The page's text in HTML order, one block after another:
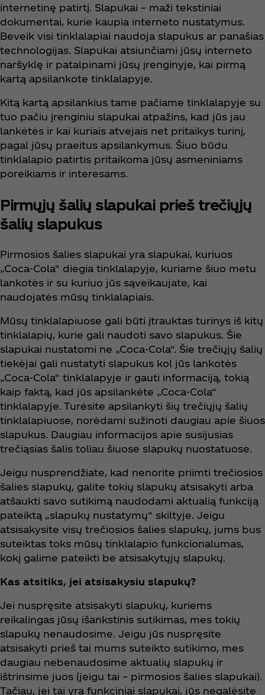
internetinę patirtį. Slapukai – maži tekstiniai
dokumentai, kurie kaupia interneto nustatymus.
Beveik visi tinklalapiai naudoja slapukus ar panašias
technologijas. Slapukai atsiunčiami jūsų interneto
naršyklę ir patalpinami jūsų įrenginyje, kai pirmą
kartą apsilankote tinklalapyje.
Kitą kartą apsilankius tame pačiame tinklalapyje su
tuo pačiu įrenginiu slapukai atpažins, kad jūs jau
lankėtės ir kai kuriais atvejais net pritaikys turinį,
pagal jūsų praeitus apsilankymus. Šiuo būdu
tinklalapio patirtis pritaikoma jūsų asmeniniams
poreikiams ir interesams.
Pirmųjų šalių slapukai prieš trečiųjų
šalių slapukus
Pirmosios šalies slapukai yra slapukai, kuriuos
„Coca‑Cola“ diegia tinklalapyje, kuriame šiuo metu
lankotės ir su kuriuo jūs sąveikaujate, kai
naudojatės mūsų tinklalapiais.
Mūsų tinklalapiuose gali būti įtrauktas turinys iš kitų
tinklalapių, kurie gali naudoti savo slapukus. Šie
slapukai nustatomi ne „Coca‑Cola“. Šie trečiųjų šalių
tiekėjai gali nustatyti slapukus kol jūs lankotės
„Coca‑Cola“ tinklalapyje ir gauti informaciją, tokią
kaip faktą, kad jūs apsilankėte „Coca‑Cola“
tinklalapyje. Turėsite apsilankyti šių trečiųjų šalių
tinklalapiuose, norėdami sužinoti daugiau apie šiuos
slapukus. Daugiau informacijos apie susijusias
trečiąsias šalis toliau šiuose slapukų nuostatuose.
Jeigu nusprendžiate, kad nenorite priimti trečiosios
šalies slapukų, galite tokių slapukų atsisakyti arba
atšaukti savo sutikimą naudodami aktualią funkciją
pateiktą „slapukų nustatymų“ skiltyje. Jeigu
atsisakysite visų trečiosios šalies slapukų, jums bus
suteiktas toks mūsų tinklalapio funkcionalumas,
kokį galime pateikti be atsisakytųjų slapukų.
Kas atsitiks, jei atsisakysiu slapukų?
Jei nuspręsite atsisakyti slapukų, kuriems
reikalingas jūsų išankstinis sutikimas, mes tokių
slapukų nenaudosime. Jeigu jūs nuspręsite
atsisakyti prieš tai mums suteikto sutikimo, mes
daugiau nebenaudosime aktualių slapukų ir
ištrinsime juos (jeigu tai – pirmosios šalies slapukai).
Tačiau, jei tai yra funkciniai slapukai, jūs negalėsite